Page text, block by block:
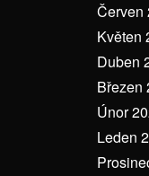
Červen
Květen
Duben
Březen
Únor
Leden